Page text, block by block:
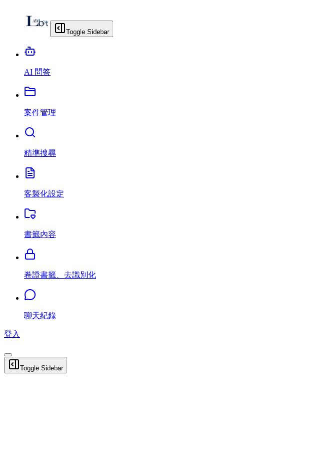
Toggle Sidebar
AI 問答
案件管理
精準搜尋
客製化設定
書籤內容
卷證書籤、去識別化
聊天紀錄
登入
Toggle Sidebar